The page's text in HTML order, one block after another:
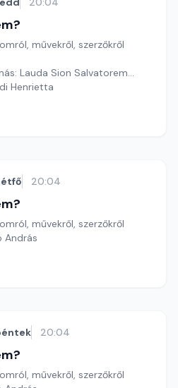
művekről, szerzőkről
Lauda Sion Salvatorem...
Henrietta
20:04
művekről, szerzőkről
András
20:04
művekről, szerzőkről